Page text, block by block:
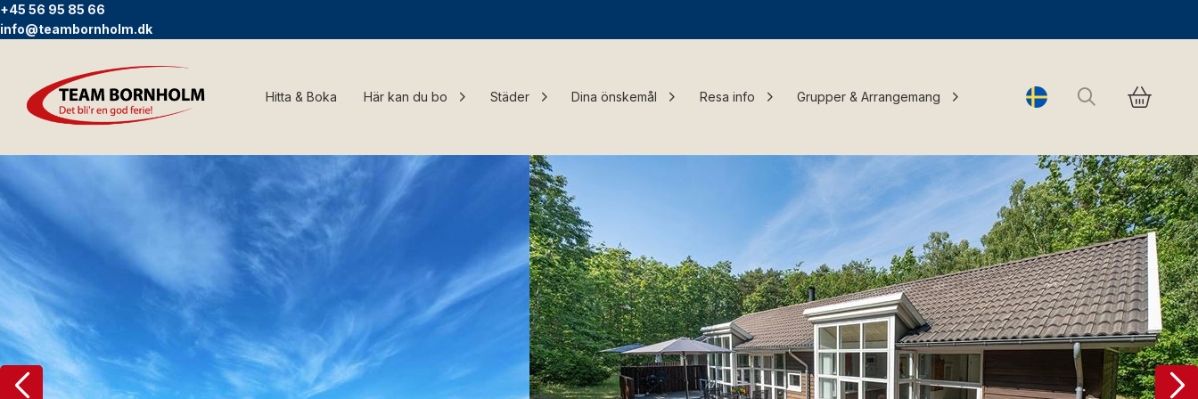
+45 56 95 85 66
info@teambornholm.dk
Hitta & Boka Här kan du bo Städer Dina önskemål Resa info Grupper & Arrangemang Change language
Sök